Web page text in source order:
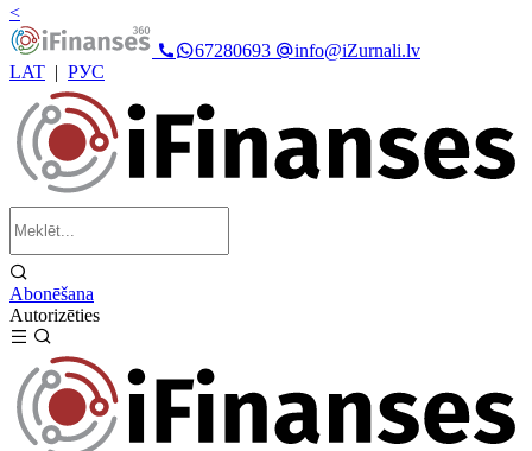
<
67280693
info@iZurnali.lv
LAT | РУС
Abonēšana
Autorizēties